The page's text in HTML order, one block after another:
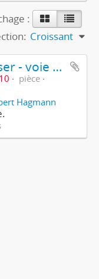
:
Croissant
Avancer - dépasser - voie de gauche - votez socialiste
pièce
Hagmann